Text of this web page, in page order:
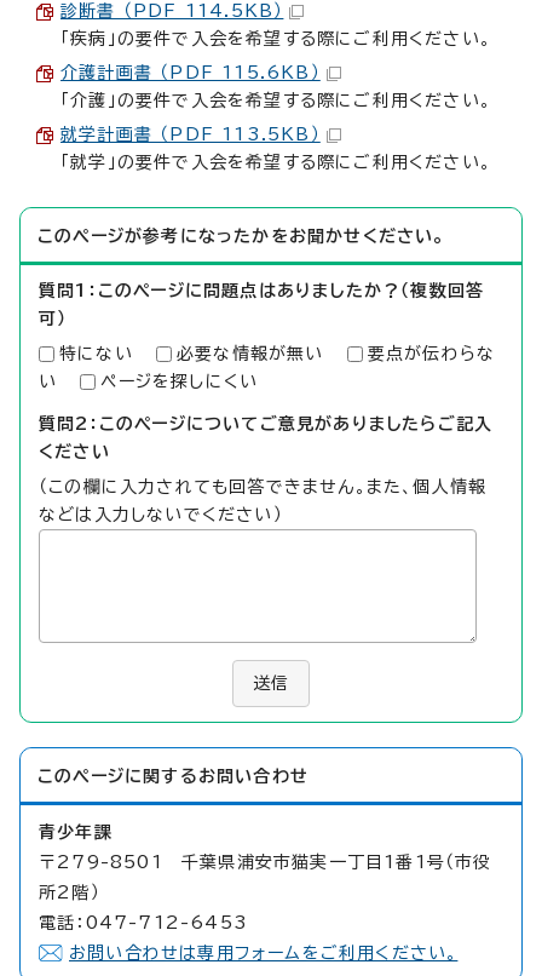
診断書 （PDF 114.5KB）
「疾病」の要件で入会を希望する際にご利用ください。
介護計画書 （PDF 115.6KB）
「介護」の要件で入会を希望する際にご利用ください。
就学計画書 （PDF 113.5KB）
「就学」の要件で入会を希望する際にご利用ください。
このページが参考になったかをお聞かせください。
質問1：このページに問題点はありましたか？（複数回答
可）
特にない 必要な情報が無い
要点が伝わらな
い
ページを探しにくい
質問2：このページについてご意見がありましたらご記入
ください
（この欄に入力されても回答できません。また、個人情報
などは入力しないでください）
送信
このページに関する お問い合わせ
青少年課
〒279-8501 千葉県浦安市猫実一丁目1番1号（市役
所2階）
電話：047-712-6453
お問い合わせは専用フォームをご利用ください。